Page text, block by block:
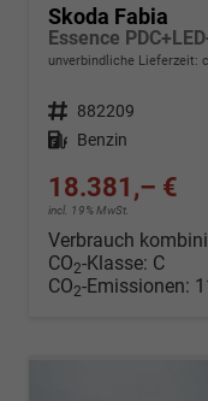
Skoda Fabia
Essence
unverbindliche Lieferzeit:
Fahrzeugnr. 882209
Kraftstoff Benzin
18.381,– €
incl. 19% MwSt.
Verbrauch
CO2-Klasse: C
CO2-Emissionen: